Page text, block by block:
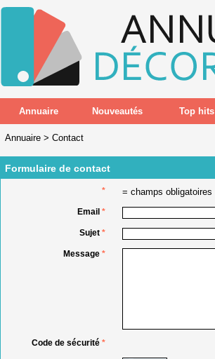
Annuaire Nouveautés Top hits
Annuaire > Contact
Formulaire de contact
* = champs obligatoires
Email *
Sujet *
Message *
Code de sécurité *